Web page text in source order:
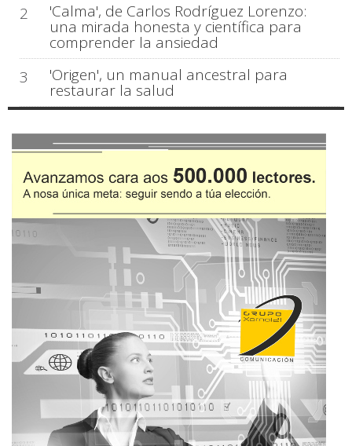
2 'Calma', de Carlos Rodríguez Lorenzo:
una mirada honesta y científica para
comprender la ansiedad
3
'Origen', un manual ancestral para
restaurar la salud